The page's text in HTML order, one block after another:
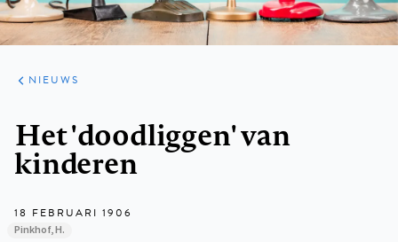
ARTIKELEN
HET
KORT
NIEUWS
Het 'doodliggen' van
kinderen
18 FEBRUARI 1906
Pinkhof, H.